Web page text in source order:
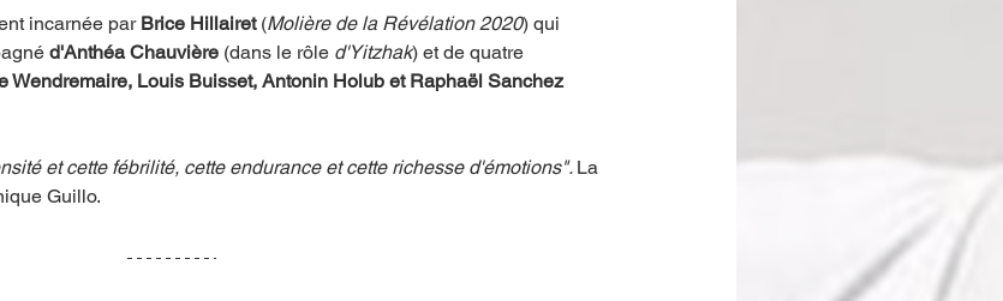
incarnée par Brice Hillairet (Molière de la Révélation 2020) qui
d'Anthéa Chauvière (dans le rôle d'Yitzhak) et de quatre
Wendremaire, Louis Buisset, Antonin Holub et Raphaël Sanchez
et cette fébrilité, cette endurance et cette richesse d'émotions". La
Guillo.